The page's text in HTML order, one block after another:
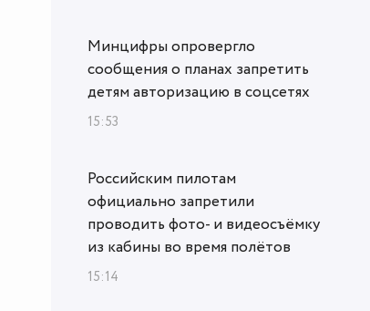
Минцифры опровергло
сообщения о планах запретить
детям авторизацию в соцсетях
15:53
Российским пилотам
официально запретили
проводить фото- и видеосъёмку
из кабины во время полётов
15:14